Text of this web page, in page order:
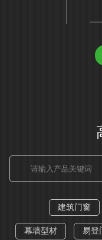
建筑门窗
幕墙型材 易登